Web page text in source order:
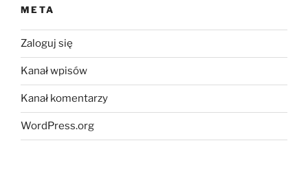
META
Zaloguj się
Kanał wpisów
Kanał komentarzy
WordPress.org